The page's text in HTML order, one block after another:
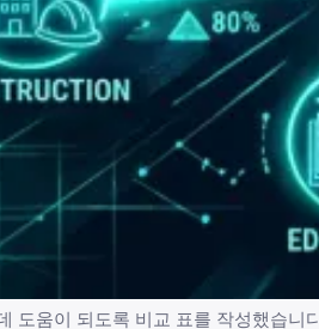
도움이 되도록 비교 표를 작성했습니